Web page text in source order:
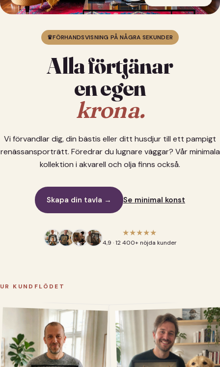
♛FÖRHANDSVISNING PÅ NÅGRA SEKUNDER
Alla förtjänar
en egen
krona.
Vi förvandlar dig, din bästis eller ditt husdjur till ett pampigt
renässansporträtt. Föredrar du lugnare väggar? Vår minimala
kollektion i akvarell och olja finns också.
Skapa din tavla → Se minimal konst
★★★★★
4,9 · 12 400+ nöjda kunder
UR KUNDFLÖDET